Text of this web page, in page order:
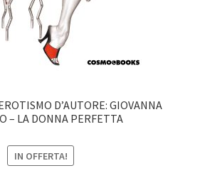
D’AUTORE: GIOVANNA
– LA DONNA PERFETTA
IN OFFERTA!